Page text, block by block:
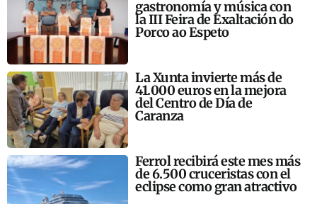
gastronomía y música con
la III Feira de Exaltación do
Porco ao Espeto
La Xunta invierte más de
41.000 euros en la mejora
del Centro de Día de
Caranza
Ferrol recibirá este mes más
de 6.500 cruceristas con el
eclipse como gran atractivo